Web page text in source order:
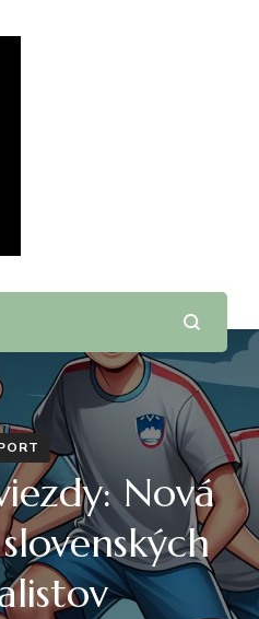
Nová